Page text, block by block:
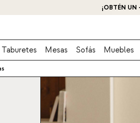
¡OBTÉN UN
Taburetes Mesas Sofás Muebles